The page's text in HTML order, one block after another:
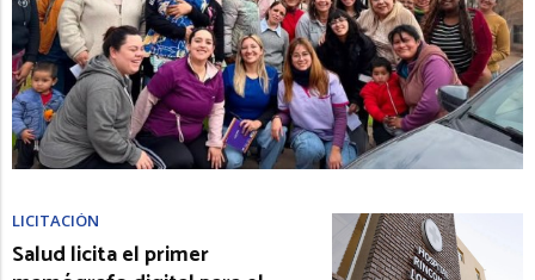
LICITACIÓN
Salud licita el primer